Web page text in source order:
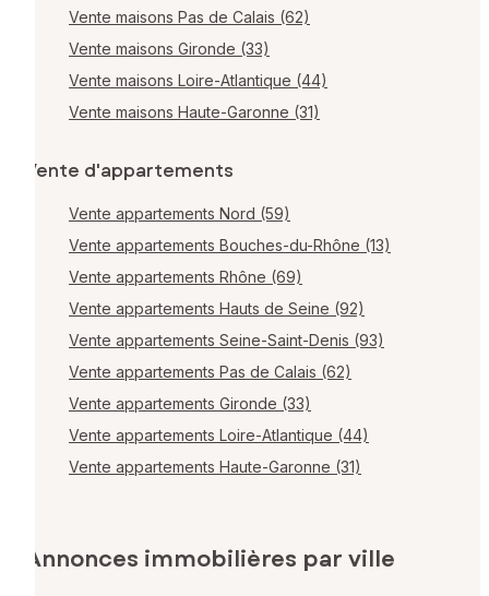
Vente maisons Pas de Calais (62)
Vente maisons Gironde (33)
Vente maisons Loire-Atlantique (44)
Vente maisons Haute-Garonne (31)
Vente d'appartements
Vente appartements Nord (59)
Vente appartements Bouches-du-Rhône (13)
Vente appartements Rhône (69)
Vente appartements Hauts de Seine (92)
Vente appartements Seine-Saint-Denis (93)
Vente appartements Pas de Calais (62)
Vente appartements Gironde (33)
Vente appartements Loire-Atlantique (44)
Vente appartements Haute-Garonne (31)
Annonces immobilières par ville